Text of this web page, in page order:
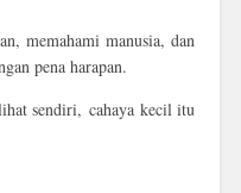
memahami manusia, dan
pena harapan.
sendiri,cahaya kecil itu